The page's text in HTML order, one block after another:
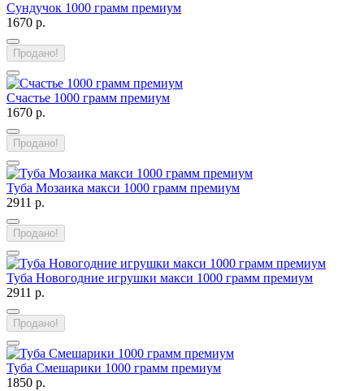
Сундучок 1000 грамм премиум
1670 р.
Продано!
Счастье 1000 грамм премиум
1670 р.
Продано!
Туба Мозаика макси 1000 грамм премиум
2911 р.
Продано!
Туба Новогодние игрушки макси 1000 грамм премиум
2911 р.
Продано!
Туба Смешарики 1000 грамм премиум
1850 р.